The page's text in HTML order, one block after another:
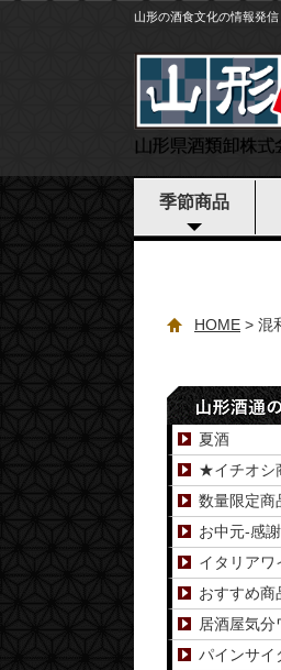
山形の酒食文化の情報発
季節商品
HOME 混
夏酒
★イチオシ
数量限定商
お中元-感
イタリアワ
おすすめ商
居酒屋気分
パインサイ